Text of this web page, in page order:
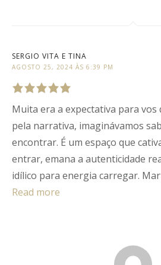
SERGIO VITA E TINA
AGOSTO 25, 2024 ÀS 6:39 PM
Rated5out
of5.
Muita era a expectativa para
pela narrativa, imaginávamos
encontrar. É um espaço que
entrar, emana a autenticidade
idílico para energia carregar.
Read more